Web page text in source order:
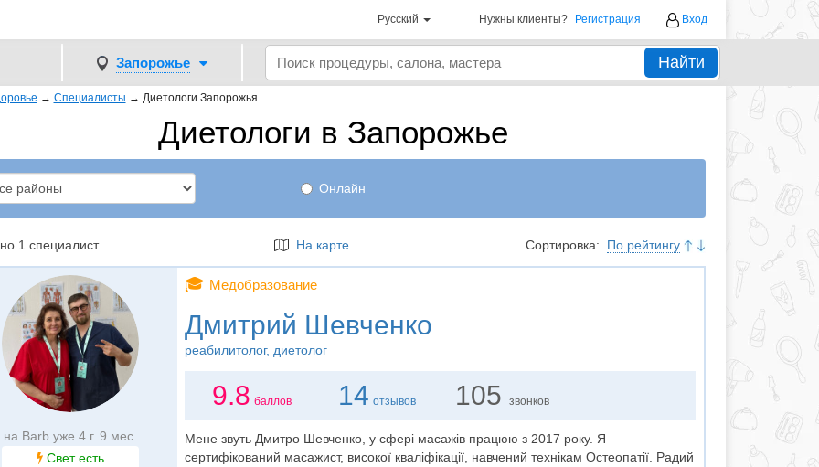
Русский Нужны клиенты? Регистрация Вход
Запорожье Найти
→ Специалисты → Диетологи Запорожья
Диетологи в Запорожье
Онлайн
1 специалист На карте Сортировка: По рейтингу
на Barb уже 4 г. 9 мес.
Свет есть
🎓 Медобразование
Дмитрий Шевченко
реабилитолог, диетолог
9.8 баллов 14 отзывов 105 звонков
Мене звуть Дмитро Шевченко, у сфері масажів працюю з 2017 року. Я
сертифікований масажист, високої кваліфікації, навчений технікам Остеопатії. Радий